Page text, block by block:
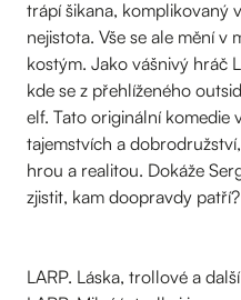
trápí šikana, komplikovaný
nejistota. Vše se ale mění v
kostým. Jako vášnivý hráč
kde se z přehlíženého
elf. Tato originální komedie
tajemstvích a
hrou a realitou. Dokáže
zjistit, kam doopravdy patří?
LARP. Láska, trollové a další